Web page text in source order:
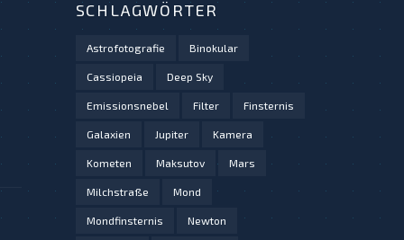
SCHLAGWÖRTER
Astrofotografie Binokular
Cassiopeia Deep Sky
Emissionsnebel Filter Finsternis
Galaxien Jupiter Kamera
Kometen Maksutov Mars
Milchstraße Mond
Mondfinsternis Newton